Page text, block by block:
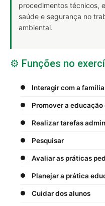
procedimentos técnicos,
saúde e segurança no
ambiental.
⚙️ Funções no
Interagir com a
Promover a educação
Realizar tarefas
Pesquisar
Avaliar as práticas
Planejar a prática
Cuidar dos alunos